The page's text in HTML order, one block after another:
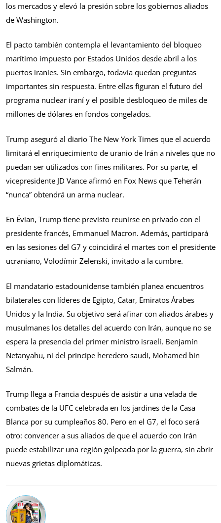
los mercados y elevó la presión sobre los gobiernos aliados
de Washington.
El pacto también contempla el levantamiento del bloqueo
marítimo impuesto por Estados Unidos desde abril a los
puertos iraníes. Sin embargo, todavía quedan preguntas
importantes sin respuesta. Entre ellas figuran el futuro del
programa nuclear iraní y el posible desbloqueo de miles de
millones de dólares en fondos congelados.
Trump aseguró al diario The New York Times que el acuerdo
limitará el enriquecimiento de uranio de Irán a niveles que no
puedan ser utilizados con fines militares. Por su parte, el
vicepresidente JD Vance afirmó en Fox News que Teherán
“nunca” obtendrá un arma nuclear.
En Évian, Trump tiene previsto reunirse en privado con el
presidente francés, Emmanuel Macron. Además, participará
en las sesiones del G7 y coincidirá el martes con el presidente
ucraniano, Volodímir Zelenski, invitado a la cumbre.
El mandatario estadounidense también planea encuentros
bilaterales con líderes de Egipto, Catar, Emiratos Árabes
Unidos y la India. Su objetivo será afinar con aliados árabes y
musulmanes los detalles del acuerdo con Irán, aunque no se
espera la presencia del primer ministro israelí, Benjamín
Netanyahu, ni del príncipe heredero saudí, Mohamed bin
Salmán.
Trump llega a Francia después de asistir a una velada de
combates de la UFC celebrada en los jardines de la Casa
Blanca por su cumpleaños 80. Pero en el G7, el foco será
otro: convencer a sus aliados de que el acuerdo con Irán
puede estabilizar una región golpeada por la guerra, sin abrir
nuevas grietas diplomáticas.